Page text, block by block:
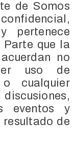
de Somos
pertenece
Parte que la
no
uso de
cualquier
eventos y
de